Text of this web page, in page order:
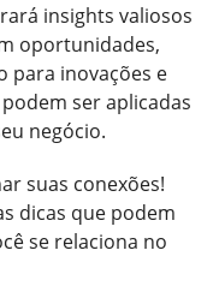
insights valiosos
oportunidades,
para inovações e
ser aplicadas
negócio.
suas conexões!
dicas que podem
se relaciona no